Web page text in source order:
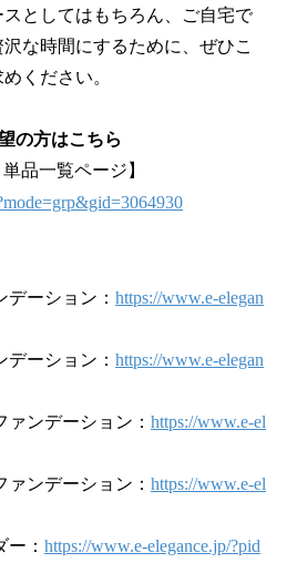
としてはもちろん、ご自宅で
な時間にするために、ぜひこ
ください。
の方はこちら
単品一覧ページ】
デーション： https://www.e-elegan
デーション： https://www.e-elegan
ァンデーション： https://www.e-el
ァンデーション： https://www.e-el
： https://www.e-elegance.jp/?pid